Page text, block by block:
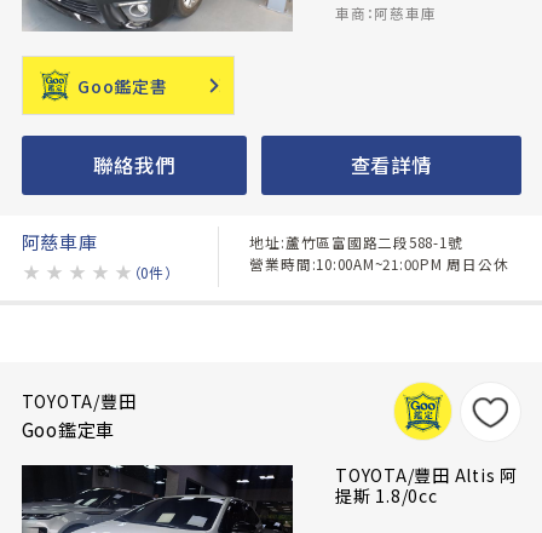
車商：阿慈車庫
Goo鑑定書
聯絡我們 查看詳情
阿慈車庫
★ ★ ★ ★ ★ （0件）
地址:蘆竹區富國路二段588-1號
營業時間:10:00AM~21:00PM 周日公休
TOYOTA/豐田
Goo鑑定車
TOYOTA/豐田 Altis 阿
提斯 1.8/0cc